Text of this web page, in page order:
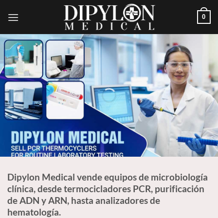
0
Dipylon Medical vende equipos de microbiología
clínica, desde termocicladores PCR, purificación
de ADN y ARN, hasta analizadores de
hematología.